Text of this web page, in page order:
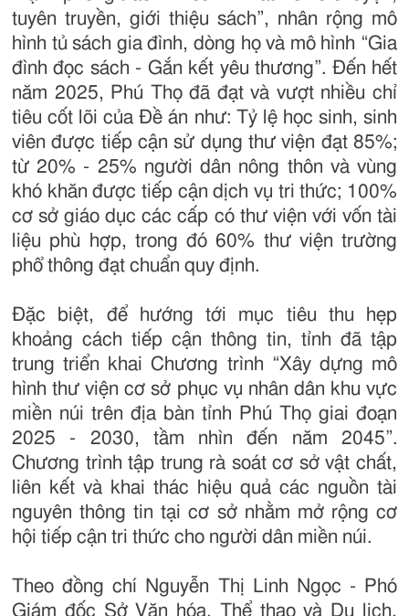
tuyên truyền, giới thiệu sách”, nhân rộng mô
hình tủ sách gia đình, dòng họ và mô hình “Gia
đình đọc sách - Gắn kết yêu thương”. Đến hết
năm 2025, Phú Thọ đã đạt và vượt nhiều chỉ
tiêu cốt lõi của Đề án như: Tỷ lệ học sinh, sinh
viên được tiếp cận sử dụng thư viện đạt 85%;
từ 20% - 25% người dân nông thôn và vùng
khó khăn được tiếp cận dịch vụ tri thức; 100%
cơ sở giáo dục các cấp có thư viện với vốn tài
liệu phù hợp, trong đó 60% thư viện trường
phổ thông đạt chuẩn quy định.
Đặc biệt, để hướng tới mục tiêu thu hẹp
khoảng cách tiếp cận thông tin, tỉnh đã tập
trung triển khai Chương trình “Xây dựng mô
hình thư viện cơ sở phục vụ nhân dân khu vực
miền núi trên địa bàn tỉnh Phú Thọ giai đoạn
2025 - 2030, tầm nhìn đến năm 2045”.
Chương trình tập trung rà soát cơ sở vật chất,
liên kết và khai thác hiệu quả các nguồn tài
nguyên thông tin tại cơ sở nhằm mở rộng cơ
hội tiếp cận tri thức cho người dân miền núi.
Theo đồng chí Nguyễn Thị Linh Ngọc - Phó
Giám đốc Sở Văn hóa, Thể thao và Du lịch,